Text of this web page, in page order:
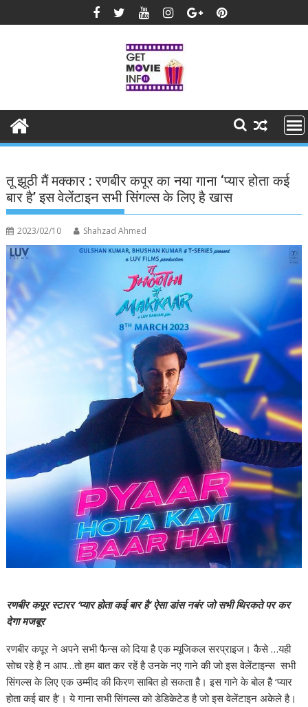
to
तू झूठी मैं मक्कार : रणबीर कपूर का नया गाना ‘प्यार होता कई
बार है’ इस वेलेंटाइन सभी सिंगल्स के लिए है खास
2023/02/10 Shahzad Ahmed
रणबीर कपूर स्टारर ‘प्यार होता कई बार है’ ऐसा डांस नबंर जो सभी थिरकते पर कर
देगा मजबूर
रणबीर कपूर ने अपने सभी फैन्स को दिया है एक म्यूजिकल सरप्राइज। कैसे …यही
सोच रहे है न आप…तो हम बात कर रहें है उनके नए गाने की जो इस वेलेंटाइन्स सभी
सिंगल्स के लिए एक उम्मीद की किरण साबित हो सकता है। इस गाने के बोल है ‘प्यार
होता कई बार है’। ये गाना सभी सिंगल्स को डेडिकेटेड है जो इस वेलेंटाइन अकेले है।